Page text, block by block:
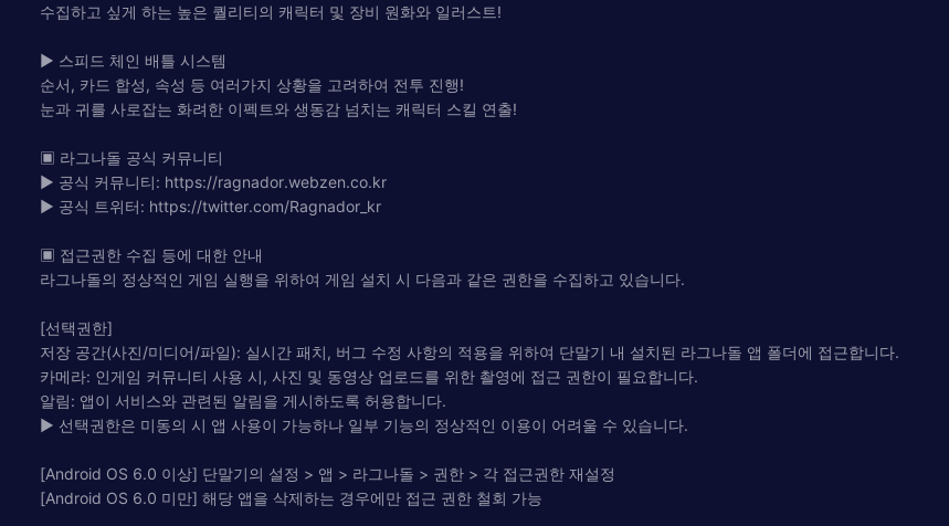
수집하고 싶게 하는 높은 퀄리티의 캐릭터 및 장비 원화와 일러스트!
▶ 스피드 체인 배틀 시스템
순서, 카드 합성, 속성 등 여러가지 상황을 고려하여 전투 진행!
눈과 귀를 사로잡는 화려한 이펙트와 생동감 넘치는 캐릭터 스킬 연출!
▣ 라그나돌 공식 커뮤니티
▶ 공식 커뮤니티: https://ragnador.webzen.co.kr
▶ 공식 트위터: https://twitter.com/Ragnador_kr
▣ 접근권한 수집 등에 대한 안내
라그나돌의 정상적인 게임 실행을 위하여 게임 설치 시 다음과 같은 권한을 수집하고 있습니다.
[선택권한]
저장 공간(사진/미디어/파일): 실시간 패치, 버그 수정 사항의 적용을 위하여 단말기 내 설치된 라그나돌 앱 폴더에 접근합니다.
카메라: 인게임 커뮤니티 사용 시, 사진 및 동영상 업로드를 위한 촬영에 접근 권한이 필요합니다.
알림: 앱이 서비스와 관련된 알림을 게시하도록 허용합니다.
▶ 선택권한은 미동의 시 앱 사용이 가능하나 일부 기능의 정상적인 이용이 어려울 수 있습니다.
[Android OS 6.0 이상] 단말기의 설정 > 앱 > 라그나돌 > 권한 > 각 접근권한 재설정
[Android OS 6.0 미만] 해당 앱을 삭제하는 경우에만 접근 권한 철회 가능